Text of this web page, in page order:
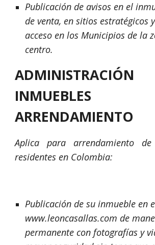
Publicación de avisos en el
de venta, en sitios estratégicos
acceso en los Municipios de la
centro.
INMUEBLES
ARRENDAMIENTO
Aplica para arrendamiento
residentes en Colombia:
Publicación de su inmueble en
www.leoncasallas.com de
permanente con fotografías y